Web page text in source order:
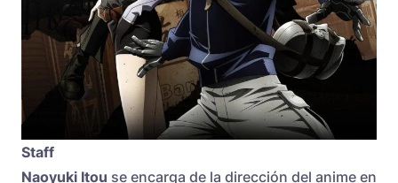
Staff
Naoyuki Itou se encarga de la dirección del anime en